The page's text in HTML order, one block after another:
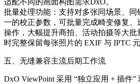
批量处理功能：支持对多张同场景、
一的校正参数，可批量完成畸变修复
操作，大幅提升商拍、活动拍摄等大批
时完整保留每张照片的 EXIF 与 IPTC 元
五、无缝兼容主流后期工作流
DxO ViewPoint 采用 “独立应用 + 插件